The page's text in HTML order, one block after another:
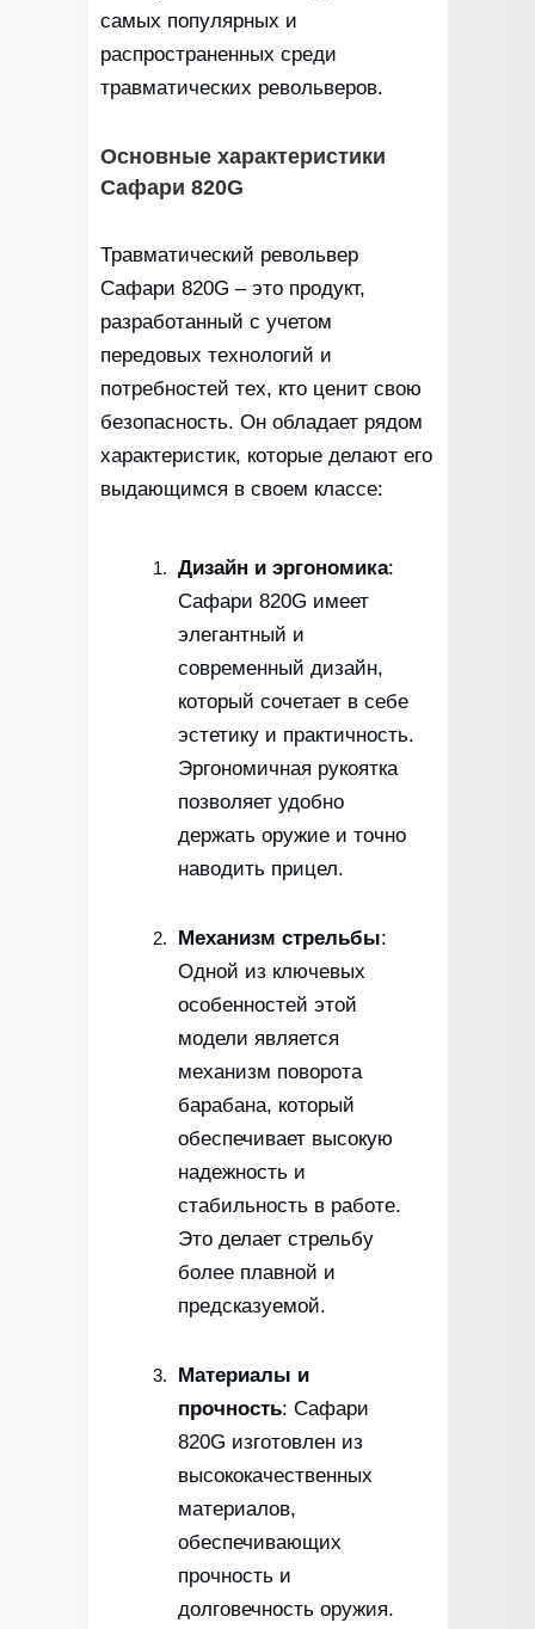
самых популярных и
распространенных среди
травматических револьверов.
Основные характеристики
Сафари 820G
Травматический револьвер
Сафари 820G – это продукт,
разработанный с учетом
передовых технологий и
потребностей тех, кто ценит свою
безопасность. Он обладает рядом
характеристик, которые делают его
выдающимся в своем классе:
Дизайн и эргономика:
Сафари 820G имеет
элегантный и
современный дизайн,
который сочетает в себе
эстетику и практичность.
Эргономичная рукоятка
позволяет удобно
держать оружие и точно
наводить прицел.
Механизм стрельбы:
Одной из ключевых
особенностей этой
модели является
механизм поворота
барабана, который
обеспечивает высокую
надежность и
стабильность в работе.
Это делает стрельбу
более плавной и
предсказуемой.
Материалы и
прочность: Сафари
820G изготовлен из
высококачественных
материалов,
обеспечивающих
прочность и
долговечность оружия.